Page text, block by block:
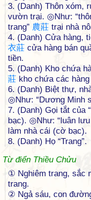
3. (Danh) Thôn xóm,
vườn trại. ◎Như:
trang” 農莊 trại nhà
4. (Danh) Cửa hàng,
衣莊 cửa hàng bán
tiền.
5. (Danh) Kho chứa
莊 kho chứa các
6. (Danh) Biệt thự,
◎Như: “Dương Minh
7. (Danh) Gọi tắt của
bạc). ◎Như: “luân lưu
làm nhà cái (cờ bạc).
8. (Danh) Họ “Trang”.
Từ điển Thiều Chửu
① Nghiêm trang, sắc
trang.
② Ngả sáu, con